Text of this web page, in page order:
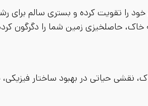
را تقویت کرده و بستری سالم برای
خاک، حاصلخیزی زمین شما را دگرگون
حیاتی در بهبود ساختار فیزیکی،